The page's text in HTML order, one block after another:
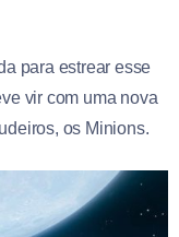
para estrear esse
vir com uma nova
os Minions.